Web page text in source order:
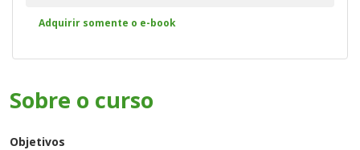
Sobre o curso
Objetivos
Adquirir somente o e-book